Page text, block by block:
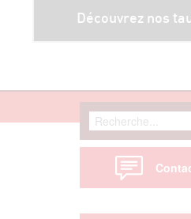
Découvrez nos